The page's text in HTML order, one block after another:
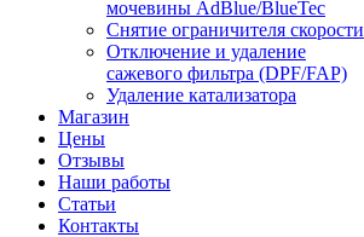
мочевины AdBlue/BlueTec
Снятие ограничителя скорости
Отключение и удаление
сажевого фильтра (DPF/FAP)
Удаление катализатора
Магазин
Цены
Отзывы
Наши работы
Статьи
Контакты